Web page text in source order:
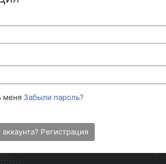
меня Забыли пароль?
Регистрация